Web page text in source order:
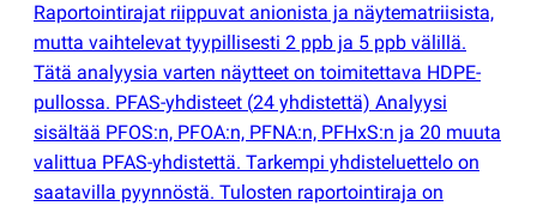
Raportointirajat riippuvat anionista ja näytematriisista,
mutta vaihtelevat tyypillisesti 2 ppb ja 5 ppb välillä.
Tätä analyysia varten näytteet on toimitettava HDPE-
pullossa. PFAS-yhdisteet (24 yhdistettä) Analyysi
sisältää PFOS:n, PFOA:n, PFNA:n, PFHxS:n ja 20 muuta
valittua PFAS-yhdistettä. Tarkempi yhdisteluettelo on
saatavilla pyynnöstä. Tulosten raportointiraja on